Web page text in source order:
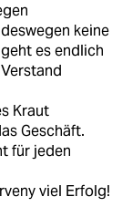
keine
es endlich
Kraut
Geschäft.
für jeden
viel Erfolg!